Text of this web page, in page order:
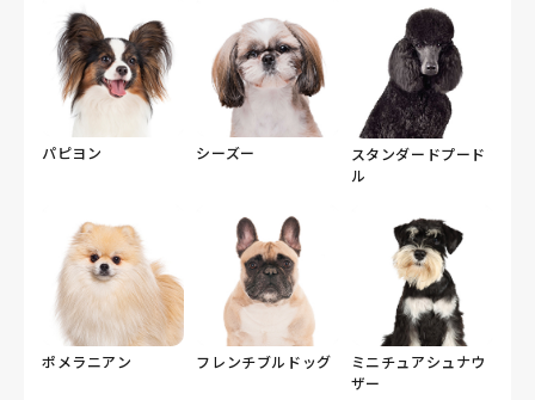
パピヨン シーズー
スタンダードプード
ル
ポメラニアン フレンチブルドッグ
ミニチュアシュナウ
ザー